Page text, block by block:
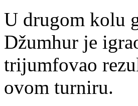
U drugom kolu
Džumhur je
trijumfovao
ovom turniru.